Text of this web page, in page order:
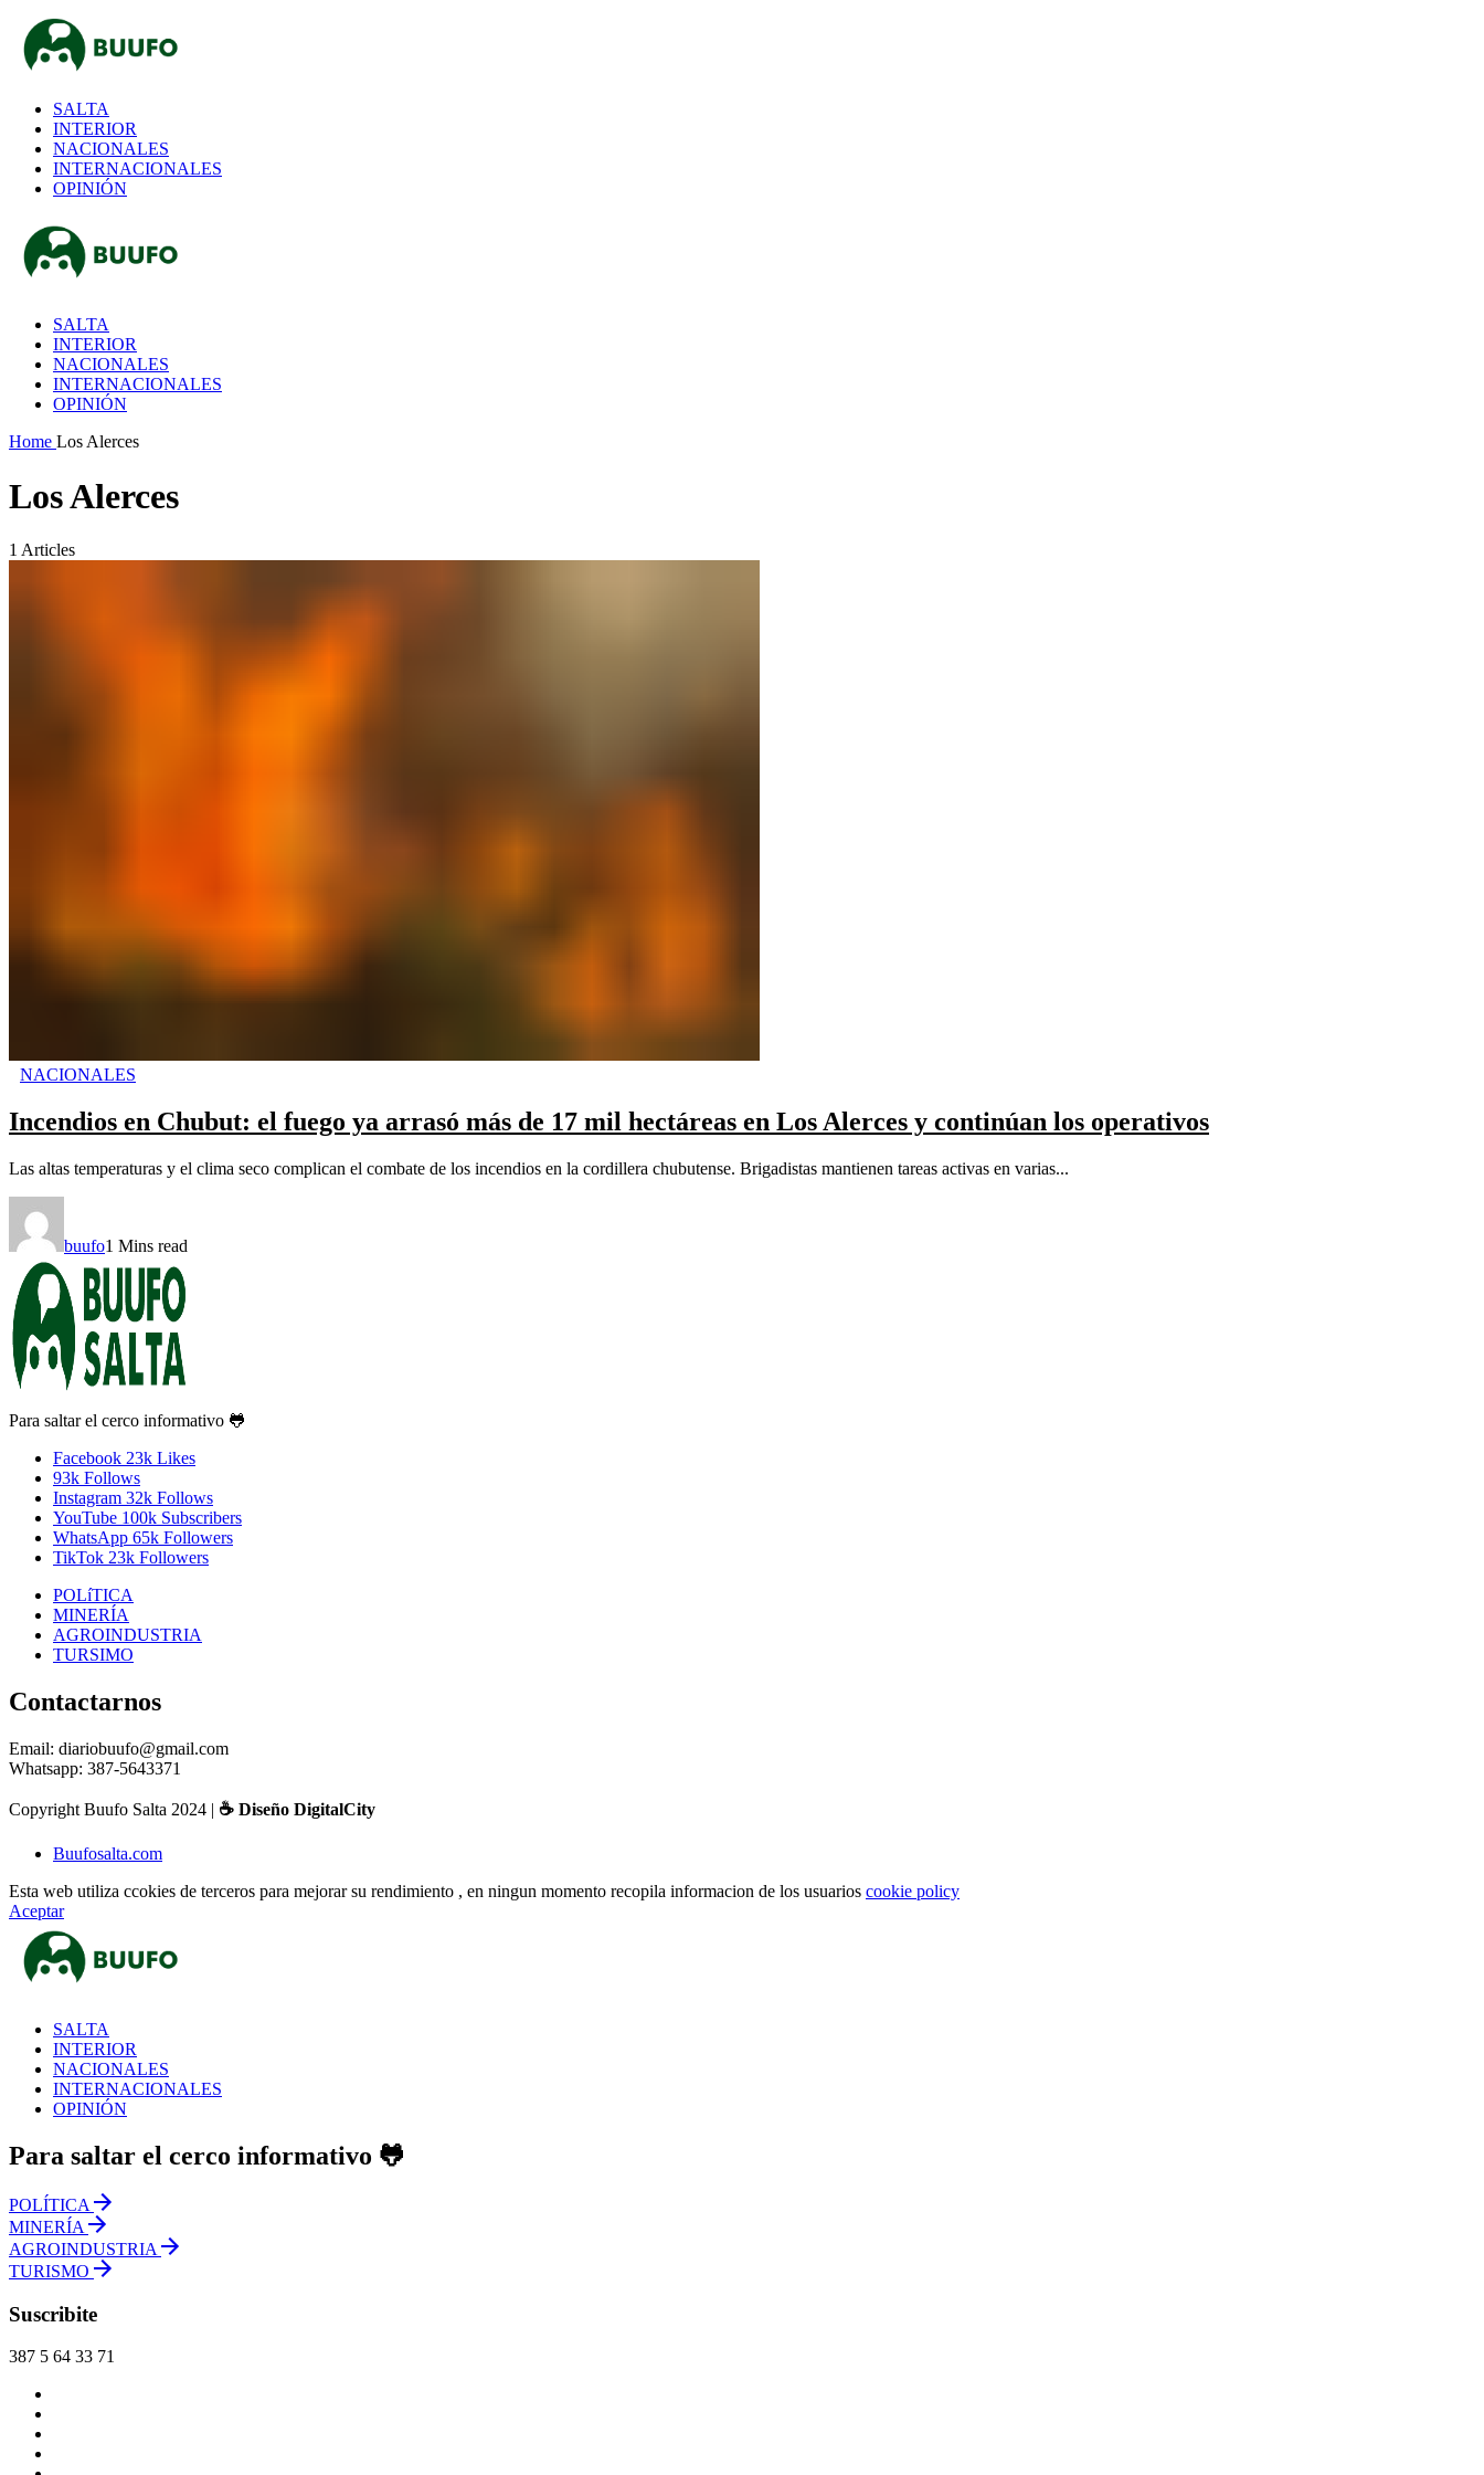
SALTA
INTERIOR
NACIONALES
INTERNACIONALES
OPINIÓN
SALTA
INTERIOR
NACIONALES
INTERNACIONALES
OPINIÓN
Home Los Alerces
Los Alerces
1 Articles
NACIONALES
Incendios en Chubut: el fuego ya arrasó más de 17 mil hectáreas en Los Alerces y continúan los operativos
Las altas temperaturas y el clima seco complican el combate de los incendios en la cordillera chubutense. Brigadistas mantienen tareas activas en varias...
buufo1 Mins read
Para saltar el cerco informativo 🐸
Facebook 23k Likes
93k Follows
Instagram 32k Follows
YouTube 100k Subscribers
WhatsApp 65k Followers
TikTok 23k Followers
POLíTICA
MINERÍA
AGROINDUSTRIA
TURSIMO
Contactarnos
Email: diariobuufo@gmail.com
Whatsapp: 387-5643371
Copyright Buufo Salta 2024 | ☕ Diseño DigitalCity
Buufosalta.com
Esta web utiliza ccokies de terceros para mejorar su rendimiento , en ningun momento recopila informacion de los usuarios cookie policy
Aceptar
SALTA
INTERIOR
NACIONALES
INTERNACIONALES
OPINIÓN
Para saltar el cerco informativo 🐸
POLÍTICA
MINERÍA
AGROINDUSTRIA
TURISMO
Suscribite
387 5 64 33 71